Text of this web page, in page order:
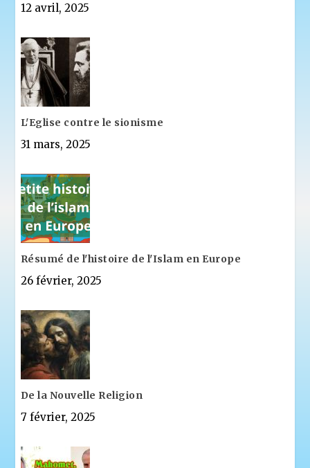
12 avril, 2025
L'Eglise contre le sionisme
31 mars, 2025
Résumé de l'histoire de l'Islam en Europe
26 février, 2025
De la Nouvelle Religion
7 février, 2025